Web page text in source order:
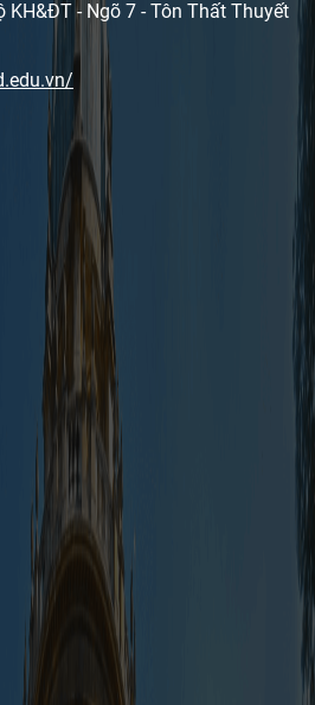
KH&ĐT - Ngõ 7 - Tôn Thất Thuyết